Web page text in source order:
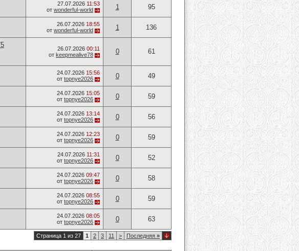
27.07.2026 11:53
от wonderful-world 1 95
26.07.2026 18:55
от wonderful-world 1 136
26.07.2026 00:11
от keepmealive78 0 61
24.07.2026 15:56
от topnye2026 0 49
24.07.2026 15:05
от topnye2026 0 59
24.07.2026 13:14
от topnye2026 0 56
24.07.2026 12:23
от topnye2026 0 59
24.07.2026 11:31
от topnye2026 0 52
24.07.2026 09:47
от topnye2026 0 58
24.07.2026 08:55
от topnye2026 0 59
24.07.2026 08:05
от topnye2026 0 63
Страница 1 из 27 1 2 3 11 > Последняя »